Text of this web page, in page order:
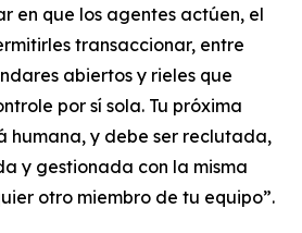
en que los agentes actúen, el
transaccionar, entre
abiertos y rieles que
por sí sola. Tu próxima
humana, y debe ser reclutada,
y gestionada con la misma
otro miembro de tu equipo”.